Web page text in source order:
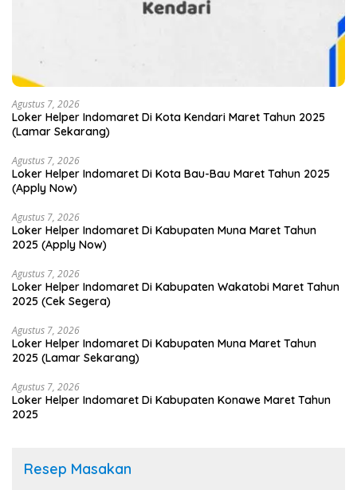
Agustus 7, 2026
Loker Helper Indomaret Di Kota Kendari Maret Tahun 2025
(Lamar Sekarang)
Agustus 7, 2026
Loker Helper Indomaret Di Kota Bau-Bau Maret Tahun 2025
(Apply Now)
Agustus 7, 2026
Loker Helper Indomaret Di Kabupaten Muna Maret Tahun
2025 (Apply Now)
Agustus 7, 2026
Loker Helper Indomaret Di Kabupaten Wakatobi Maret Tahun
2025 (Cek Segera)
Agustus 7, 2026
Loker Helper Indomaret Di Kabupaten Muna Maret Tahun
2025 (Lamar Sekarang)
Agustus 7, 2026
Loker Helper Indomaret Di Kabupaten Konawe Maret Tahun
2025
Resep Masakan